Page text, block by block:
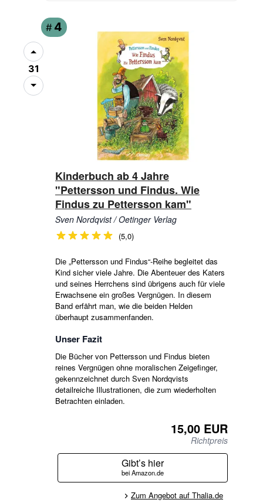
# 4
31
Kinderbuch ab 4 Jahre
"Pettersson und Findus. Wie
Findus zu Pettersson kam"
Sven Nordqvist / Oetinger Verlag
(5,0)
Die „Pettersson und Findus“-Reihe begleitet das
Kind sicher viele Jahre. Die Abenteuer des Katers
und seines Herrchens sind übrigens auch für viele
Erwachsene ein großes Vergnügen. In diesem
Band erfährt man, wie die beiden Helden
überhaupt zusammenfanden.
Unser Fazit
Die Bücher von Pettersson und Findus bieten
reines Vergnügen ohne moralischen Zeigefinger,
gekennzeichnet durch Sven Nordqvists
detailreiche Illustrationen, die zum wiederholten
Betrachten einladen.
15,00 EUR
Richtpreis
Gibt’s hier
bei Amazon.de
Zum Angebot auf Thalia.de